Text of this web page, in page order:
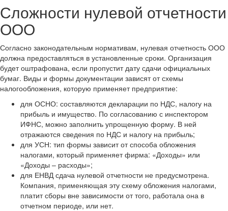
Сложности нулевой отчетности
ООО
Согласно законодательным нормативам, нулевая отчетность ООО
должна предоставляться в установленные сроки. Организация
будет оштрафована, если пропустит дату сдачи официальных
бумаг. Виды и формы документации зависят от схемы
налогообложения, которую применяет предприятие:
для ОСНО: составляются декларации по НДС, налогу на
прибыль и имущество. По согласованию с инспектором
ИФНС, можно заполнить упрощенную форму. В ней
отражаются сведения по НДС и налогу на прибыль;
для УСН: тип формы зависит от способа обложения
налогами, который применяет фирма: «Доходы» или
«Доходы – расходы»;
для ЕНВД сдача нулевой отчетности не предусмотрена.
Компания, применяющая эту схему обложения налогами,
платит сборы вне зависимости от того, работала она в
отчетном периоде, или нет.